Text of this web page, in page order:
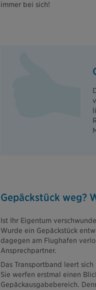
immer bei sich!
Gepäckstück weg?
Ist Ihr Eigentum
Wurde ein Gepäckstück
dagegen am Flughafen
Ansprechpartner.
Das Transportband leert
Sie werfen erstmal einen
Gepäckausgabebereich.